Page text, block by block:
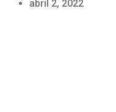
abril 2, 2022